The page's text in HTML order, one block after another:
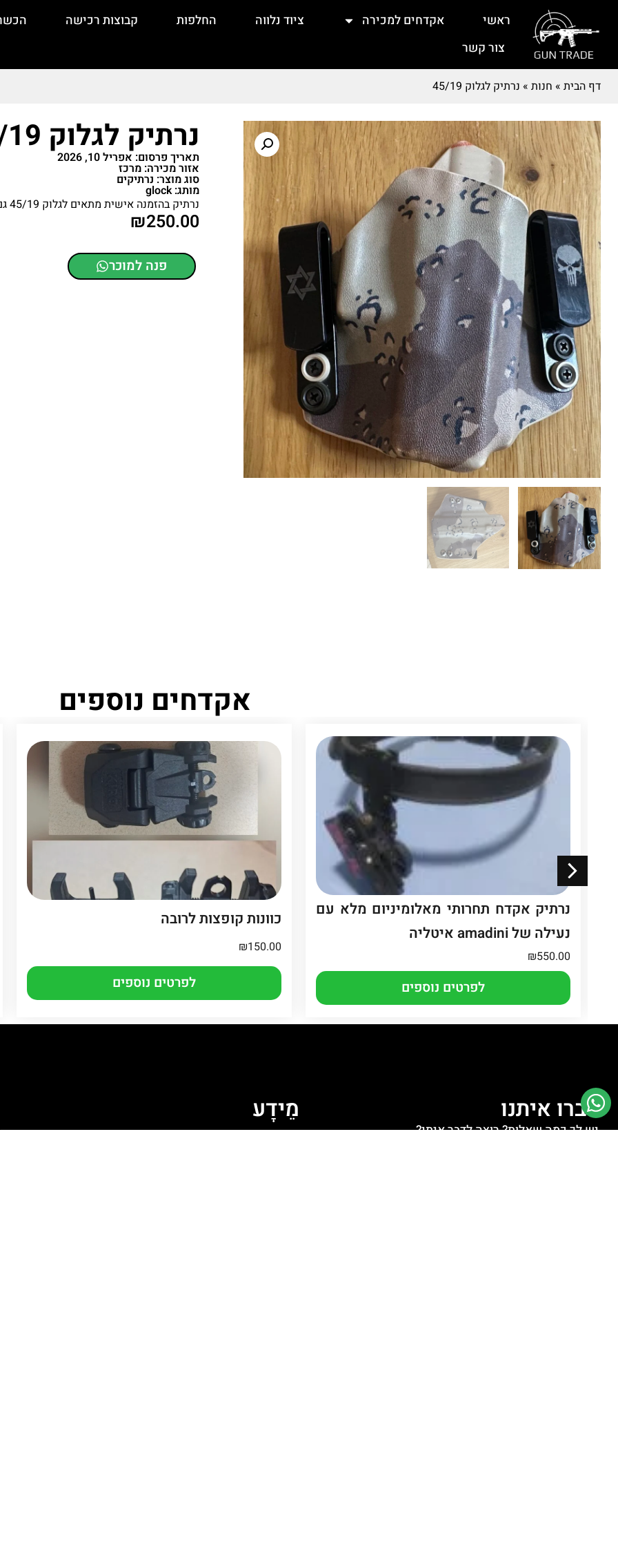
ראשי אקדחים למכירה ציוד נלווה החלפות קבוצות רכישה
צור קשר
דף הבית » חנות » נרתיק לגלוק 45/19
נרתיק לגלוק 45/19
תאריך פרסום: אפריל 10, 2026
אזור מכירה: מרכז
סוג מוצר: נרתיקים
מותג: glock
נרתיק בהזמנה אישית מתאים לגלוק 45/19 גם עם אופטיקה
₪250.00
פנה למוכר
אקדחים נוספים
נרתיק אקדח תחרותי מאלומיניום מלא עם
נעילה של amadini איטליה
₪550.00
לפרטים נוספים
כוונות קופצות לרובה
₪150.00
לפרטים נוספים
מֵידָע דברו איתנו
יש לך כמה שאלות? רוצה לדבר איתי?